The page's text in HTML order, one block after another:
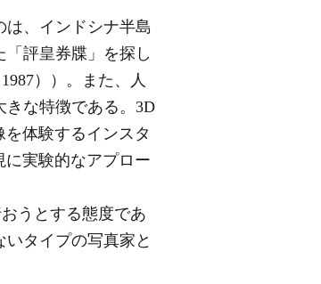
、インドシナ半島
評皇券牒」を探し
））。また、人
きな特徴である。3D
体験するインスタ
に実験的なアプロー
うとする態度であ
タイプの写真家と